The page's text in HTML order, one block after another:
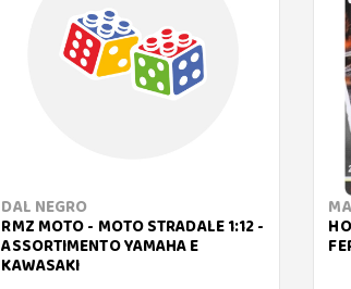
DAL NEGRO
RMZ MOTO - MOTO STRADALE 1:12 -
ASSORTIMENTO YAMAHA E
KAWASAKI